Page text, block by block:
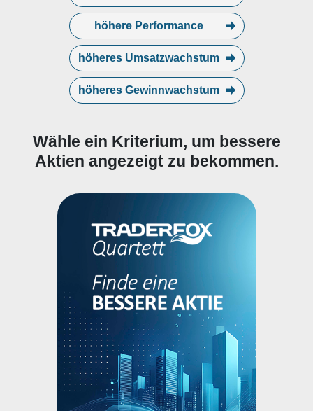
höhere Performance
höheres Umsatzwachstum
höheres Gewinnwachstum
Wähle ein Kriterium, um bessere
Aktien angezeigt zu bekommen.